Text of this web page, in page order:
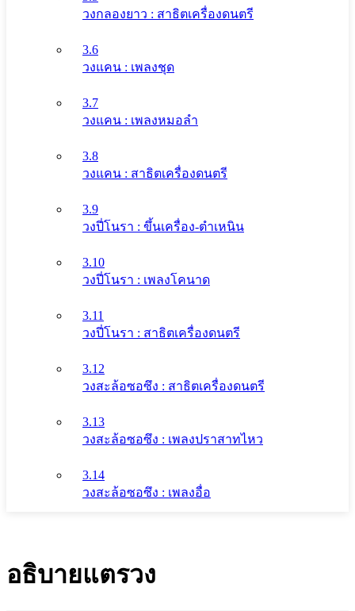
วงกลองยาว : สาธิตเครื่องดนตรี
3.6
วงแคน : เพลงชุด
3.7
วงแคน : เพลงหมอลำ
3.8
วงแคน : สาธิตเครื่องดนตรี
3.9
วงปี่โนรา : ขึ้นเครื่อง-ตำเหนิน
3.10
วงปี่โนรา : เพลงโคนาด
3.11
วงปี่โนรา : สาธิตเครื่องดนตรี
3.12
วงสะล้อซอซึง : สาธิตเครื่องดนตรี
3.13
วงสะล้อซอซึง : เพลงปราสาทไหว
3.14
วงสะล้อซอซึง : เพลงอื่อ
อธิบายแตรวง